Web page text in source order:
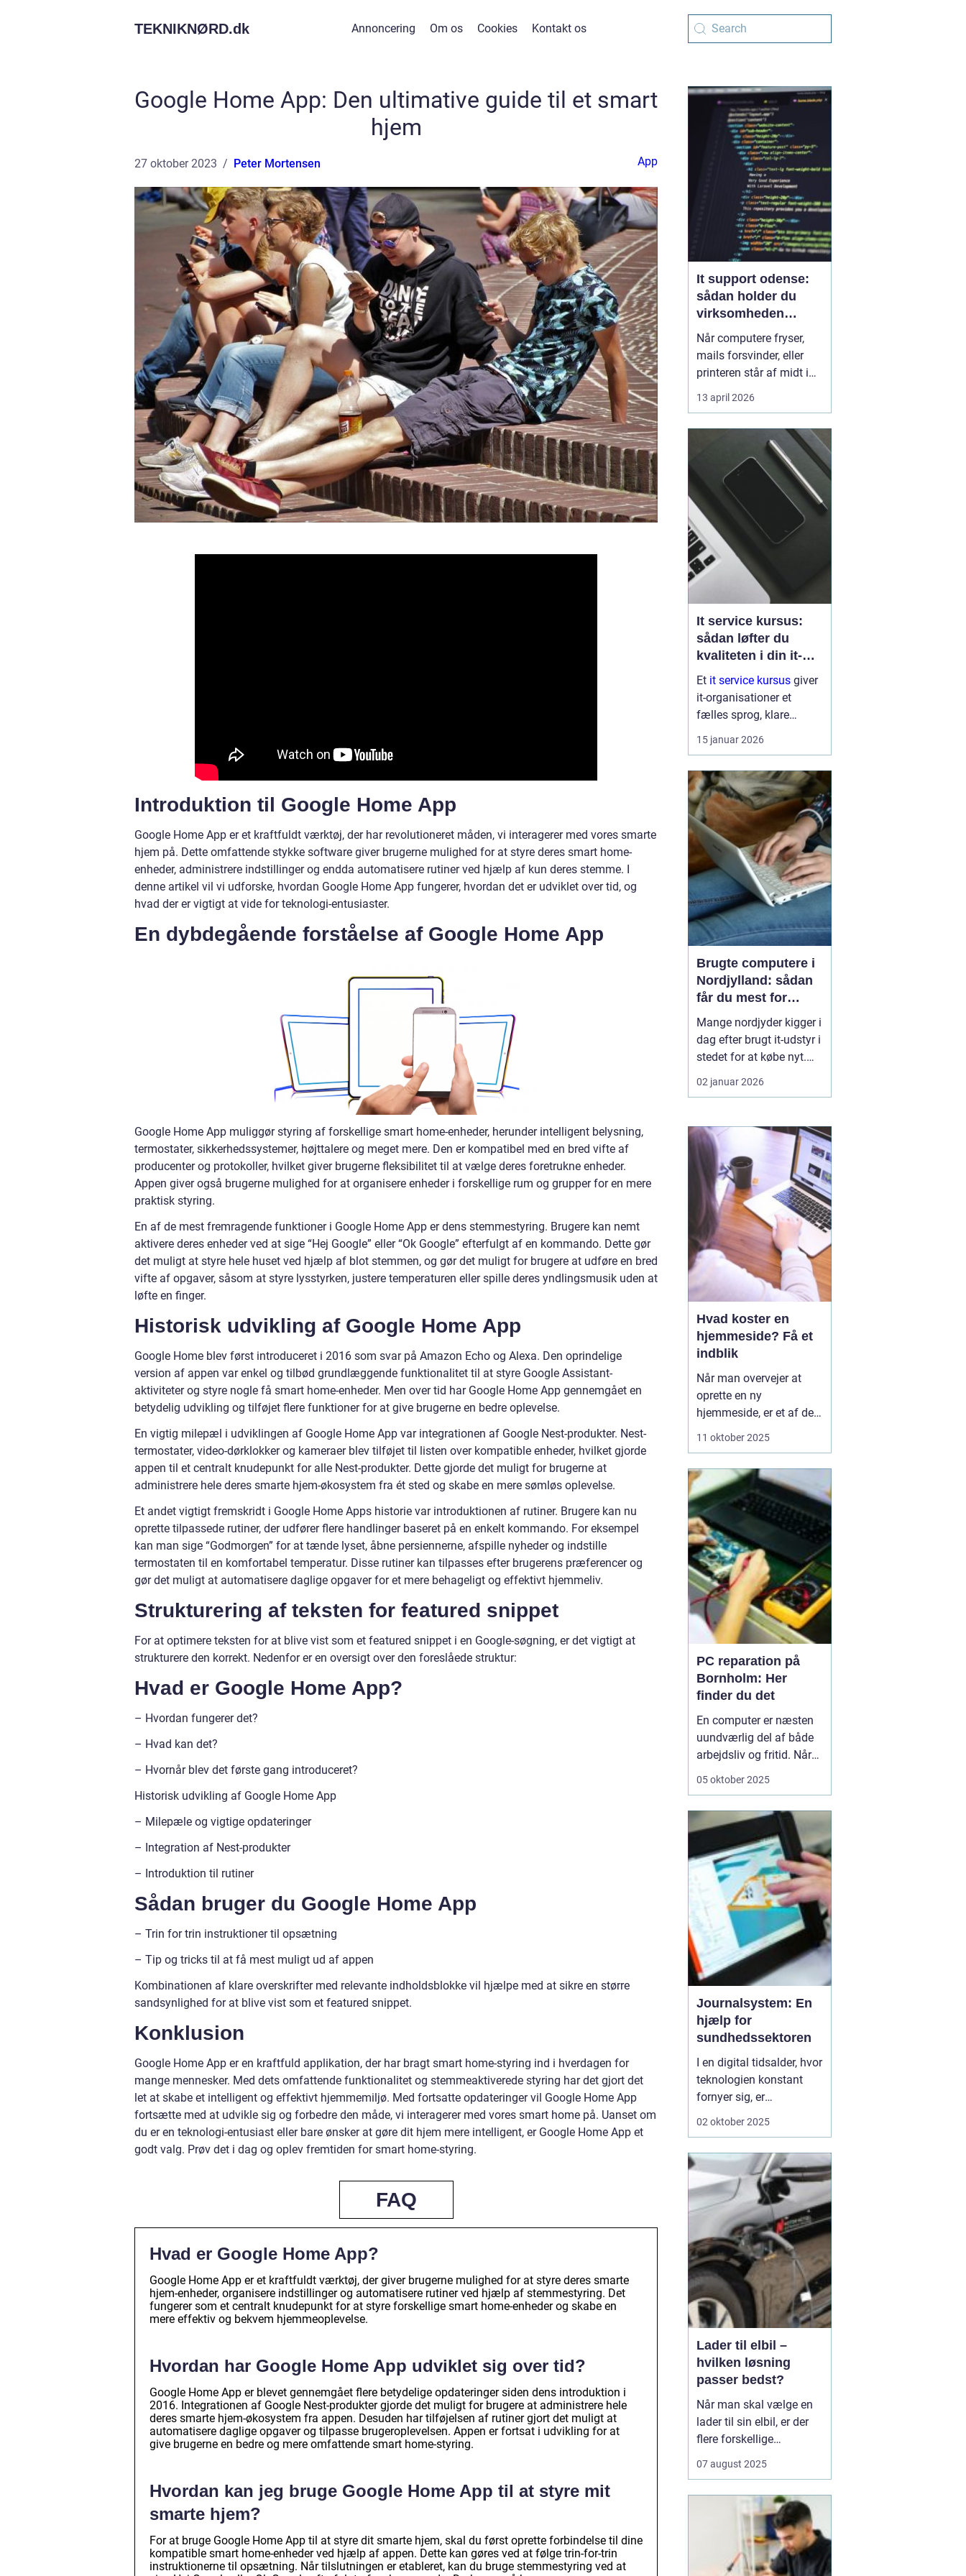
TEKNIKNØRD.dk Annoncering Om os Cookies Kontakt os
Google Home App: Den ultimative guide til et smart
hjem
27 oktober 2023 Peter Mortensen App
Introduktion til Google Home App
Google Home App er et kraftfuldt værktøj, der har revolutioneret måden, vi interagerer med vores smarte
hjem på. Dette omfattende stykke software giver brugerne mulighed for at styre deres smart home-
enheder, administrere indstillinger og endda automatisere rutiner ved hjælp af kun deres stemme. I
denne artikel vil vi udforske, hvordan Google Home App fungerer, hvordan det er udviklet over tid, og
hvad der er vigtigt at vide for teknologi-entusiaster.
En dybdegående forståelse af Google Home App
Google Home App muliggør styring af forskellige smart home-enheder, herunder intelligent belysning,
termostater, sikkerhedssystemer, højttalere og meget mere. Den er kompatibel med en bred vifte af
producenter og protokoller, hvilket giver brugerne fleksibilitet til at vælge deres foretrukne enheder.
Appen giver også brugerne mulighed for at organisere enheder i forskellige rum og grupper for en mere
praktisk styring.
En af de mest fremragende funktioner i Google Home App er dens stemmestyring. Brugere kan nemt
aktivere deres enheder ved at sige “Hej Google” eller “Ok Google” efterfulgt af en kommando. Dette gør
det muligt at styre hele huset ved hjælp af blot stemmen, og gør det muligt for brugere at udføre en bred
vifte af opgaver, såsom at styre lysstyrken, justere temperaturen eller spille deres yndlingsmusik uden at
løfte en finger.
Historisk udvikling af Google Home App
Google Home blev først introduceret i 2016 som svar på Amazon Echo og Alexa. Den oprindelige
version af appen var enkel og tilbød grundlæggende funktionalitet til at styre Google Assistant-
aktiviteter og styre nogle få smart home-enheder. Men over tid har Google Home App gennemgået en
betydelig udvikling og tilføjet flere funktioner for at give brugerne en bedre oplevelse.
En vigtig milepæl i udviklingen af Google Home App var integrationen af Google Nest-produkter. Nest-
termostater, video-dørklokker og kameraer blev tilføjet til listen over kompatible enheder, hvilket gjorde
appen til et centralt knudepunkt for alle Nest-produkter. Dette gjorde det muligt for brugerne at
administrere hele deres smarte hjem-økosystem fra ét sted og skabe en mere sømløs oplevelse.
Et andet vigtigt fremskridt i Google Home Apps historie var introduktionen af rutiner. Brugere kan nu
oprette tilpassede rutiner, der udfører flere handlinger baseret på en enkelt kommando. For eksempel
kan man sige “Godmorgen” for at tænde lyset, åbne persiennerne, afspille nyheder og indstille
termostaten til en komfortabel temperatur. Disse rutiner kan tilpasses efter brugerens præferencer og
gør det muligt at automatisere daglige opgaver for et mere behageligt og effektivt hjemmeliv.
Strukturering af teksten for featured snippet
For at optimere teksten for at blive vist som et featured snippet i en Google-søgning, er det vigtigt at
strukturere den korrekt. Nedenfor er en oversigt over den foreslåede struktur:
Hvad er Google Home App?
– Hvordan fungerer det?
– Hvad kan det?
– Hvornår blev det første gang introduceret?
Historisk udvikling af Google Home App
– Milepæle og vigtige opdateringer
– Integration af Nest-produkter
– Introduktion til rutiner
Sådan bruger du Google Home App
– Trin for trin instruktioner til opsætning
– Tip og tricks til at få mest muligt ud af appen
Kombinationen af klare overskrifter med relevante indholdsblokke vil hjælpe med at sikre en større
sandsynlighed for at blive vist som et featured snippet.
Konklusion
Google Home App er en kraftfuld applikation, der har bragt smart home-styring ind i hverdagen for
mange mennesker. Med dets omfattende funktionalitet og stemmeaktiverede styring har det gjort det
let at skabe et intelligent og effektivt hjemmemiljø. Med fortsatte opdateringer vil Google Home App
fortsætte med at udvikle sig og forbedre den måde, vi interagerer med vores smart home på. Uanset om
du er en teknologi-entusiast eller bare ønsker at gøre dit hjem mere intelligent, er Google Home App et
godt valg. Prøv det i dag og oplev fremtiden for smart home-styring.
FAQ
Hvad er Google Home App?
Google Home App er et kraftfuldt værktøj, der giver brugerne mulighed for at styre deres smarte
hjem-enheder, organisere indstillinger og automatisere rutiner ved hjælp af stemmestyring. Det
fungerer som et centralt knudepunkt for at styre forskellige smart home-enheder og skabe en
mere effektiv og bekvem hjemmeoplevelse.
Hvordan har Google Home App udviklet sig over tid?
Google Home App er blevet gennemgået flere betydelige opdateringer siden dens introduktion i
2016. Integrationen af Google Nest-produkter gjorde det muligt for brugere at administrere hele
deres smarte hjem-økosystem fra appen. Desuden har tilføjelsen af rutiner gjort det muligt at
automatisere daglige opgaver og tilpasse brugeroplevelsen. Appen er fortsat i udvikling for at
give brugerne en bedre og mere omfattende smart home-styring.
Hvordan kan jeg bruge Google Home App til at styre mit
smarte hjem?
For at bruge Google Home App til at styre dit smarte hjem, skal du først oprette forbindelse til dine
kompatible smart home-enheder ved hjælp af appen. Dette kan gøres ved at følge trin-for-trin
instruktionerne til opsætning. Når tilslutningen er etableret, kan du bruge stemmestyring ved at
It support odense:
sådan holder du
virksomheden
kørende uden
afbrydelser
Når computere fryser,
mails forsvinder, eller
printeren står af midt i
en vigtig opgave, kan
hele arbejdsdagen gå i
virksomheder i og
omkring Odense er stabil
IT lige så vigtig som
strøm i stikkontakten.
Uden den går alt i stå.
Derfor ...
13 april 2026
It service kursus:
sådan løfter du
kvaliteten i din it-
afdeling
Et it service kursus giver
it-organisationer et
fælles sprog, klare
arbejdsgange og en
bedre forståelse af
it-afdelinger arbejder
mere struktur...
15 januar 2026
Brugte computere i
Nordjylland: sådan
får du mest for
pengene
Mange nordjyder kigger i
dag efter brugt it-udstyr i
stedet for at købe nyt.
Priserne på nye
computere er høje, og
En god brugt maskine
kan derfor være en
smart genvej til høj
ydelse ude...
02 januar 2026
Hvad koster en
hjemmeside? Få et
indblik
Når man overvejer at
oprette en ny
hjemmeside, er et af de
væsentligste spørgsmål
variere betydeligt
afhængig af flere
faktorer såsom design,
funktionalitet og
kompleksi...
11 oktober 2025
PC reparation på
Bornholm: Her
finder du det
En computer er næsten
uundværlig del af både
arbejdsliv og fritid. Når
en computer bryder ned
det skabe betydelige
frustrationer. Løsningen
er kun et stenkast...
05 oktober 2025
Journalsystem: En
hjælp for
sundhedssektoren
I en digital tidsalder, hvor
teknologien konstant
fornyer sig, er
journalsystemer blevet
systemer hjælper
sundhedsprofessionelle
med at organisere,
opbevare og få adgang
til patientoplysninge...
02 oktober 2025
Lader til elbil –
hvilken løsning
passer bedst?
Når man skal vælge en
lader til sin elbil, er der
flere forskellige
En af de ting, man skal
man ønsker en fast pris
eller en forbrugsafregnet
lader til elbil. Begge
løsninger ...
07 august 2025